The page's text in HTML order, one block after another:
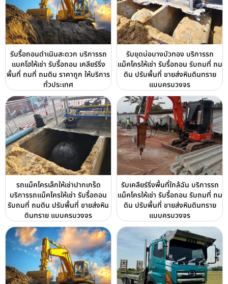
รับรื้อถอนดำเนินสะดวก บริการรถ
แบคโฮให้เช่า รับรื้อถอน เคลียร์ริ่ง
พื้นที่ ถมที่ ถมดิน ราคาถูก ให้บริการ
ทั่วประเทศ
รับขุดบ่อบางบัวทอง บริการรถ
แม็คโครให้เช่า รับรื้อถอน รับถมที่ ถม
ดิน ปรับพื้นที่ ขายส่งหินดินทราย
แบบครบวงจร
รถแม็คโครเล็กให้เช่าปากเกร็ด
บริการรถแม็คโครให้เช่า รับรื้อถอน
รับถมที่ ถมดิน ปรับพื้นที่ ขายส่งหิน
ดินทราย แบบครบวงจร
รับเคลียร์ริ่งพื้นที่ใกล้ฉัน บริการรถ
แม็คโครให้เช่า รับรื้อถอน รับถมที่ ถม
ดิน ปรับพื้นที่ ขายส่งหินดินทราย
แบบครบวงจร